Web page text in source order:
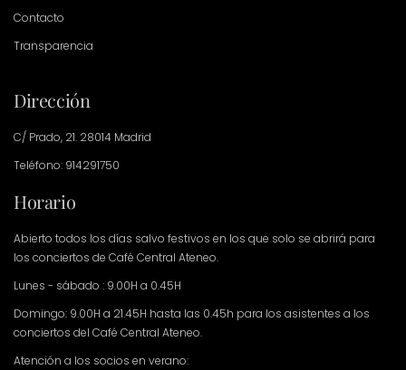
Contacto
Transparencia
Dirección
C/ Prado, 21. 28014 Madrid
Teléfono: 914291750
Horario
Abierto todos los días salvo festivos en los que solo se abrirá para
los conciertos de Café Central Ateneo.
Lunes - sábado : 9.00H a 0.45H
Domingo: 9.00H a 21.45H hasta las 0.45h para los asistentes a los
conciertos del Café Central Ateneo.
Atención a los socios en verano: